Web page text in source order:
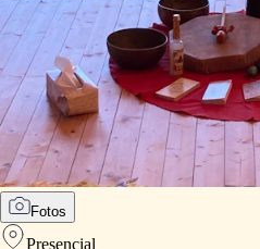
Fotos
Presencial